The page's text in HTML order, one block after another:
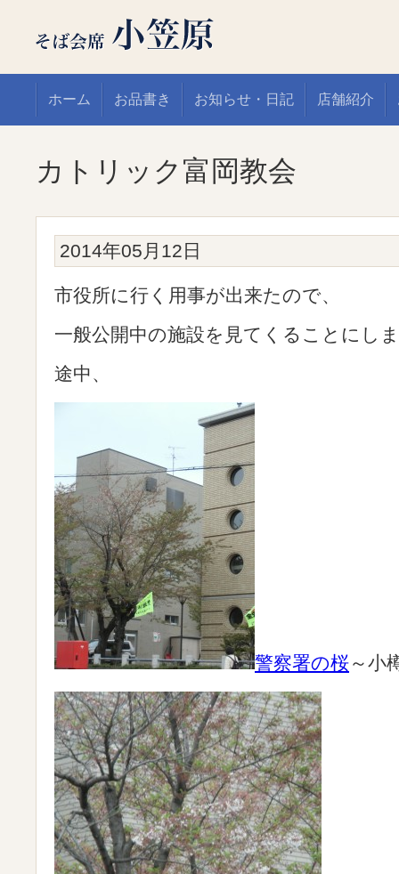
ホーム お品書き お知らせ・日記 店舗紹介
カトリック富岡教会
2014年05月12日
市役所に行く用事が出来たので、
一般公開中の施設を見てくることにし
途中、
警察署の桜～小